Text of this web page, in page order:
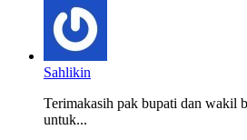
Sahlikin
Terimakasih pak bupati dan wakil
untuk...